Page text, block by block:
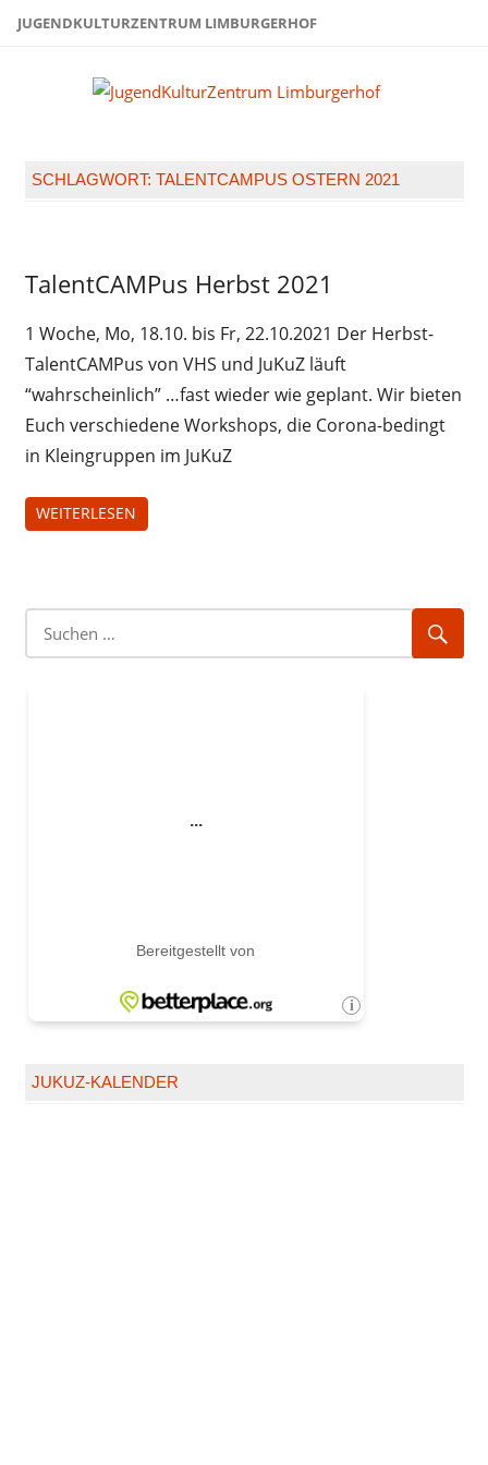
ZumJUGENDKULTURZENTRUM LIMBURGERHOF
SCHLAGWORT: TALENTCAMPUS OSTERN 2021
im
Online-
Angebote
TalentCAMPus Herbst 2021
1 Woche, Mo, 18.10. bis Fr, 22.10.2021 Der Herbst-
TalentCAMPus von VHS und JuKuZ läuft
“wahrscheinlich” …fast wieder wie geplant. Wir bieten
Euch verschiedene Workshops, die Corona-bedingt
in Kleingruppen im JuKuZ
WEITERLESEN
JUKUZ-KALENDER